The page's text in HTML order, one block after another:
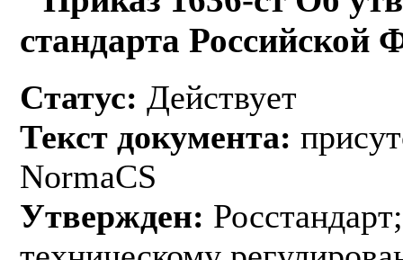
стандарта Российской
Статус: Действует
Текст документа:
NormaCS
Утвержден: